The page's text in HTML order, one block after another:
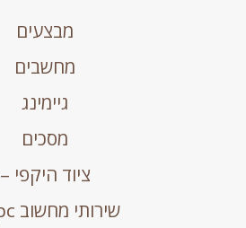
מבצעים
מחשבים
גיימינג
מסכים
ציוד היקפי –
שירותי מחשוב Dhpc